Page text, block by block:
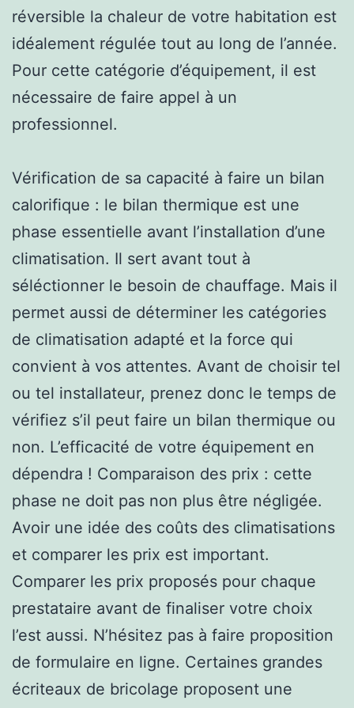
réversible la chaleur de votre habitation est
idéalement régulée tout au long de l’année.
Pour cette catégorie d’équipement, il est
nécessaire de faire appel à un
professionnel.
Vérification de sa capacité à faire un bilan
calorifique : le bilan thermique est une
phase essentielle avant l’installation d’une
climatisation. Il sert avant tout à
séléctionner le besoin de chauffage. Mais il
permet aussi de déterminer les catégories
de climatisation adapté et la force qui
convient à vos attentes. Avant de choisir tel
ou tel installateur, prenez donc le temps de
vérifiez s’il peut faire un bilan thermique ou
non. L’efficacité de votre équipement en
dépendra ! Comparaison des prix : cette
phase ne doit pas non plus être négligée.
Avoir une idée des coûts des climatisations
et comparer les prix est important.
Comparer les prix proposés pour chaque
prestataire avant de finaliser votre choix
l’est aussi. N’hésitez pas à faire proposition
de formulaire en ligne. Certaines grandes
écriteaux de bricolage proposent une